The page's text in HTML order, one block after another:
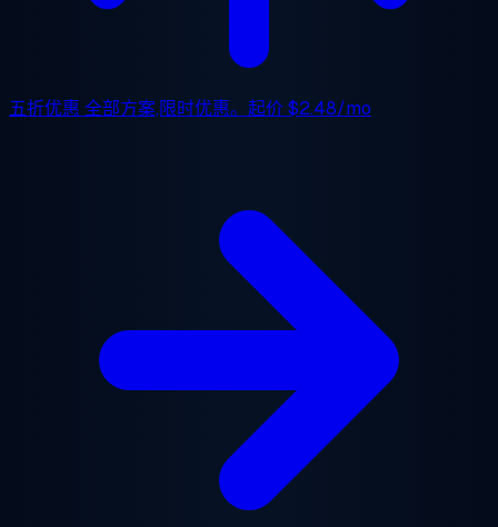
五折优惠 全部方案,限时优惠。起价$2.48/mo